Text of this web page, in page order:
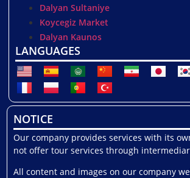
Dalyan Sultaniye
Koycegiz Market
Dalyan Kaunos
LANGUAGES
NOTICE
Our company provides services with its
not offer tour services through
All content and images on our company